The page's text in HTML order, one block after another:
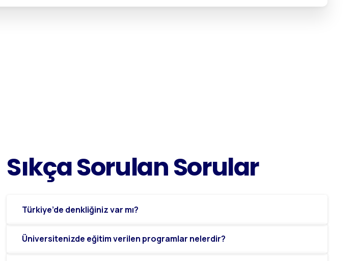
SıkçaSorulanSorular
Türkiye’de denkliğiniz var mı?
Üniversitenizde eğitim verilen programlar nelerdir?